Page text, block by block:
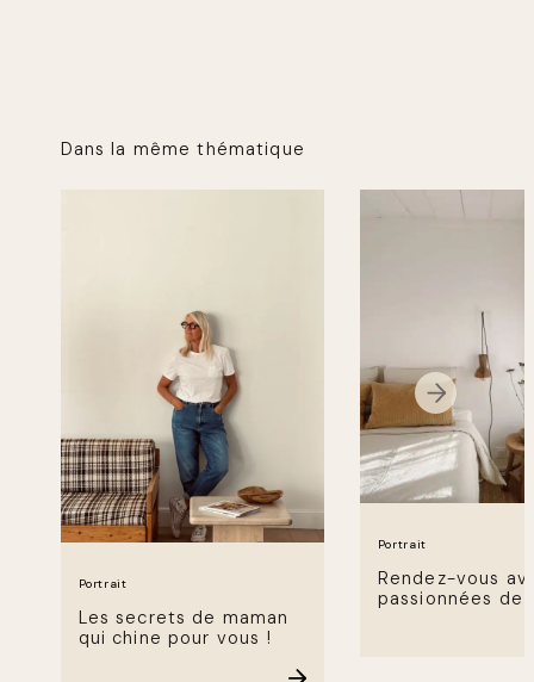
Dans la même thématique
Portrait
Les secrets de maman
qui chine pour vous !
Portrait
Rendez-vous
passionnées de